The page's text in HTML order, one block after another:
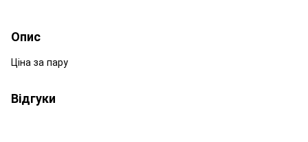
Опис
Ціна за пару
Відгуки